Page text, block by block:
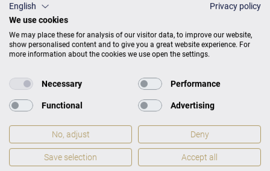
Херревеге, Марек Яновский, Армин Йордан,
Кристоф Поппен. Как камерный музыкант
выступал с Гидоном Кремером, Кристианом
Тецлаффом, Табеей Циммерман, Генрихом
Pentatone.
Фото: © Giorgia Bertazzi
English
Privacy policy
We use cookies
We may place these for analysis of our visitor data, to improve our website,
show personalised content and to give you a great website experience. For
more information about the cookies we use open the settings.
Necessary Performance
Functional Advertising
No, adjust Deny
Save selection Accept all